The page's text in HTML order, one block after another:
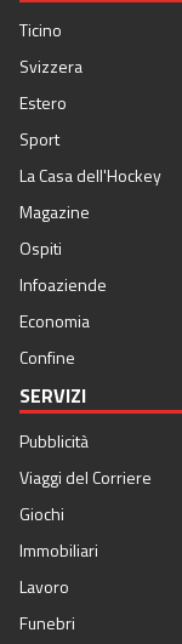
Ticino
Svizzera
Estero
Sport
La Casa dell'Hockey
Magazine
Ospiti
Infoaziende
Economia
Confine
SERVIZI
Pubblicità
Viaggi del Corriere
Giochi
Immobiliari
Lavoro
Funebri